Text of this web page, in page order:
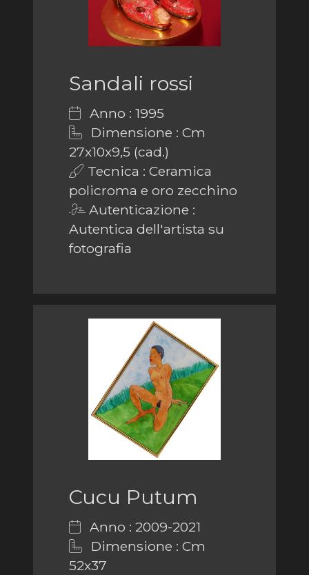
Sandali rossi
Anno : 1995
Dimensione : Cm
27x10x9,5 (cad.)
Tecnica : Ceramica
policroma e oro zecchino
Autenticazione :
Autentica dell'artista su
fotografia
Cucu Putum
Anno : 2009-2021
Dimensione : Cm
52x37